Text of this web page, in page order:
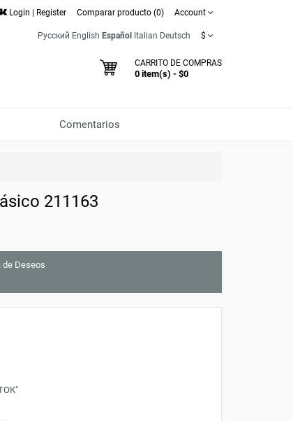
Login Register Comparar producto (0) Account
Русский English Español Italian Deutsch $
CARRITO DE COMPRAS
0 item(s) - $0
Comentarios
211163
de Deseos